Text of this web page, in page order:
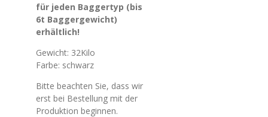
für jeden Baggertyp (bis
6t Baggergewicht)
erhältlich!
Gewicht: 32Kilo
Farbe: schwarz
Bitte beachten Sie, dass wir
erst bei Bestellung mit der
Produktion beginnen.